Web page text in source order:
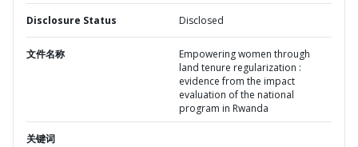
Disclosure Status Disclosed
文件名称
Empowering women through
land tenure regularization :
evidence from the impact
evaluation of the national
program in Rwanda
关键词